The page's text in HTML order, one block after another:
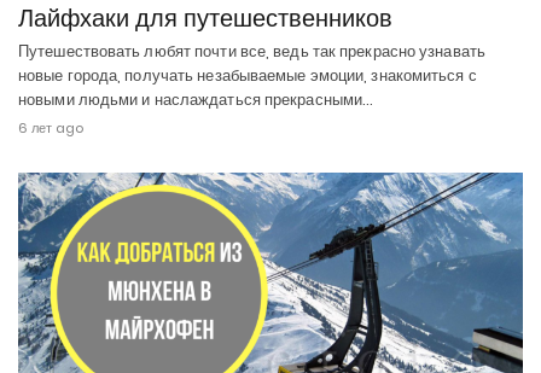
Лайфхаки для путешественников
Путешествовать любят почти все, ведь так прекрасно узнавать
новые города, получать незабываемые эмоции, знакомиться с
новыми людьми и наслаждаться прекрасными…
6 лет ago